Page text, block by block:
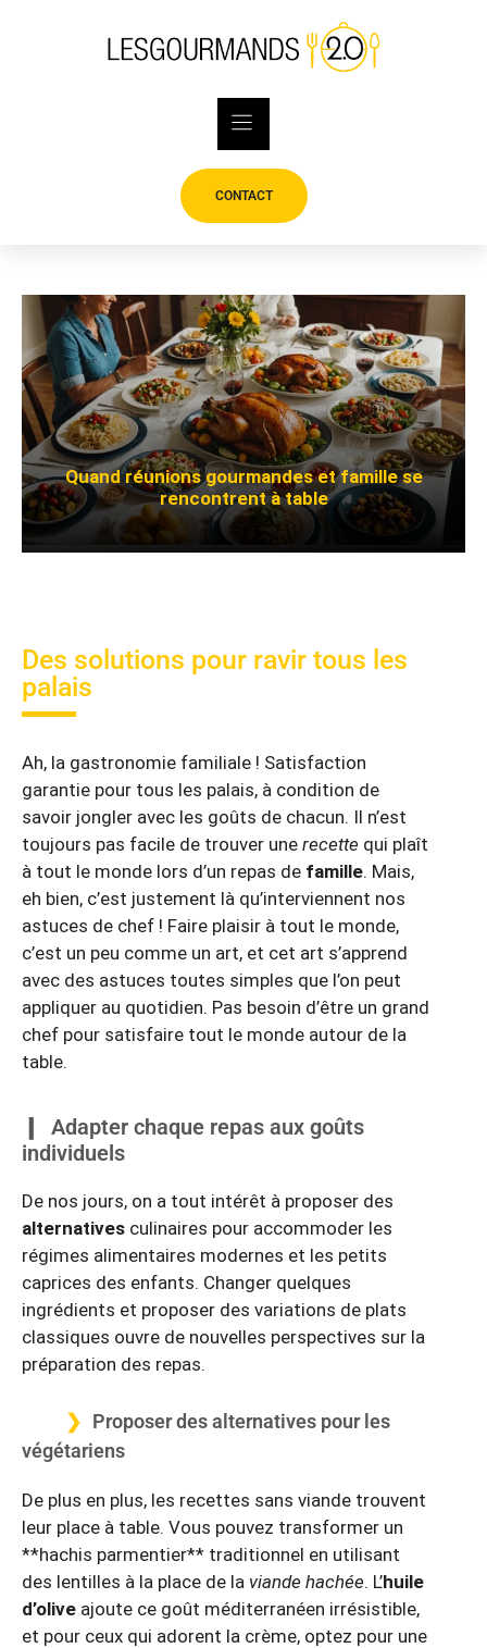
CONTACT
Quand réunions gourmandes et famille se
rencontrent à table
Des solutions pour ravir tous les
palais
Ah, la gastronomie familiale ! Satisfaction
garantie pour tous les palais, à condition de
savoir jongler avec les goûts de chacun. Il n’est
toujours pas facile de trouver une recette qui plaît
à tout le monde lors d’un repas de famille. Mais,
eh bien, c’est justement là qu’interviennent nos
astuces de chef ! Faire plaisir à tout le monde,
c’est un peu comme un art, et cet art s’apprend
avec des astuces toutes simples que l’on peut
appliquer au quotidien. Pas besoin d’être un grand
chef pour satisfaire tout le monde autour de la
table.
Adapter chaque repas aux goûts
individuels
De nos jours, on a tout intérêt à proposer des
alternatives culinaires pour accommoder les
régimes alimentaires modernes et les petits
caprices des enfants. Changer quelques
ingrédients et proposer des variations de plats
classiques ouvre de nouvelles perspectives sur la
préparation des repas.
Proposer des alternatives pour les
végétariens
De plus en plus, les recettes sans viande trouvent
leur place à table. Vous pouvez transformer un
**hachis parmentier** traditionnel en utilisant
des lentilles à la place de la viande hachée. L’huile
d’olive ajoute ce goût méditerranéen irrésistible,
et pour ceux qui adorent la crème, optez pour une